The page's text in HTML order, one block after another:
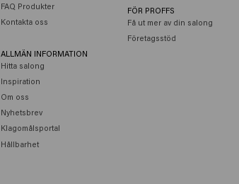
FAQ Produkter
Kontakta oss
ALLMÄN INFORMATION
Hitta salong
Inspiration
Om oss
Nyhetsbrev
Klagomålsportal
Hållbarhet
FÖR PROFFS
Få ut mer av din salong
Företagsstöd